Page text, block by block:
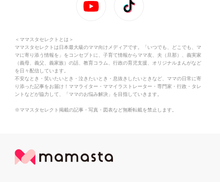
＜ママスタセレクトとは＞
ママスタセレクトは日本最大級のママ向けメディアです。「いつでも、どこでも、マ
マに寄り添う情報を」をコンセプトに、子育て情報からママ友、夫（旦那）、義実家
（義母、義父、義家族）の話、教育コラム、行政の育児支援、オリジナルまんがなど
を日々配信しています。
不安なとき・笑いたいとき・泣きたいとき・息抜きしたいときなど、ママの日常に寄
り添った記事をお届け！ママライター・ママイラストレーター・専門家・行政・タレ
ントなどが協力して、「ママのお悩み解決」を目指していきます。
※ママスタセレクト掲載の記事・写真・図表など無断転載を禁止します。